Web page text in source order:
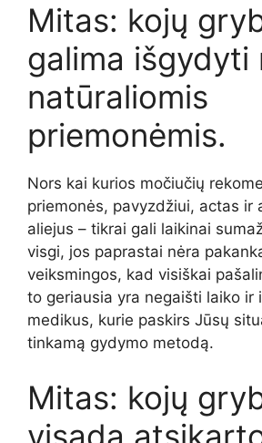
Mitas: kojų
galima išgydyti
natūraliomis
priemonėmis.
Nors kai kurios močiučių
priemonės, pavyzdžiui, actas ir
aliejus – tikrai gali laikinai
visgi, jos paprastai nėra
veiksmingos, kad visiškai
to geriausia yra negaišti laiko ir
medikus, kurie paskirs Jūsų
tinkamą gydymo metodą.
Mitas: kojų